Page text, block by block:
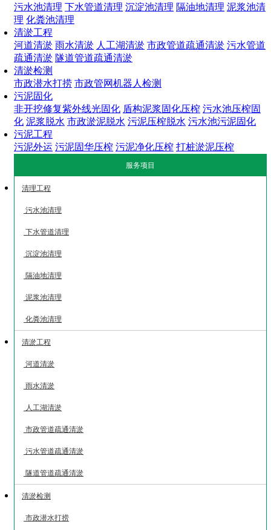
污水池清理 下水管道清理 沉淀池清理 隔油地清理 泥浆池清
理 化粪池清理
清淤工程
河道清淤 雨水清淤 人工湖清淤 市政管道疏通清淤 污水管道
疏通清淤 隧道管道疏通清淤
清淤检测
市政潜水打捞 市政管网机器人检测
污泥固化
非开挖修复紫外线光固化 盾构泥浆固化压榨 污水池压榨固
化 泥浆脱水 市政淤泥脱水 污泥压榨脱水 污水池污泥固化
污泥工程
污泥外运 污泥固华压榨 污泥净化压榨 打桩淤泥压榨
服务项目
清理工程
污水池清理
下水管道清理
沉淀池清理
隔油地清理
泥浆池清理
化粪池清理
清淤工程
河道清淤
雨水清淤
人工湖清淤
市政管道疏通清淤
污水管道疏通清淤
隧道管道疏通清淤
清淤检测
市政潜水打捞